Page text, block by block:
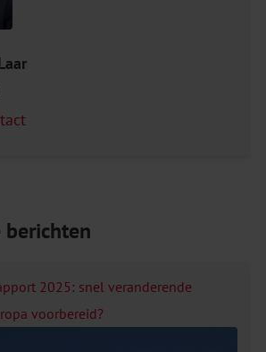
berichten
2025: snel veranderende
voorbereid?